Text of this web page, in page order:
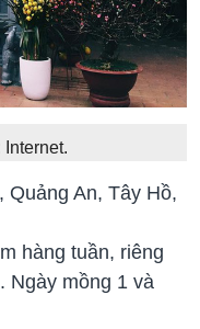
An, Tây Hồ,
hàng tuần, riêng
Ngày mồng 1 và